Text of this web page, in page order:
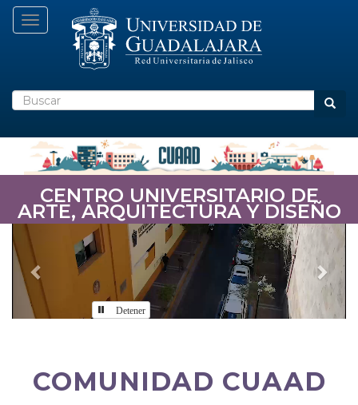
Pasar
Toggle navigation
Buscar
CENTRO UNIVERSITARIO DE
ARTE, ARQUITECTURA Y DISEÑO
Previous Next
Detener
Comunidad
COMUNIDAD CUAAD